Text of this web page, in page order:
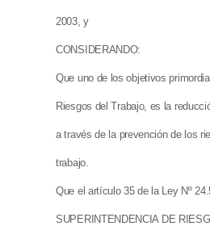
2003, y
CONSIDERANDO:
Que uno de los objetivos
Riesgos del Trabajo, es la
a través de la prevención de los
trabajo.
Que el artículo 35 de la Ley Nº
SUPERINTENDENCIA DE